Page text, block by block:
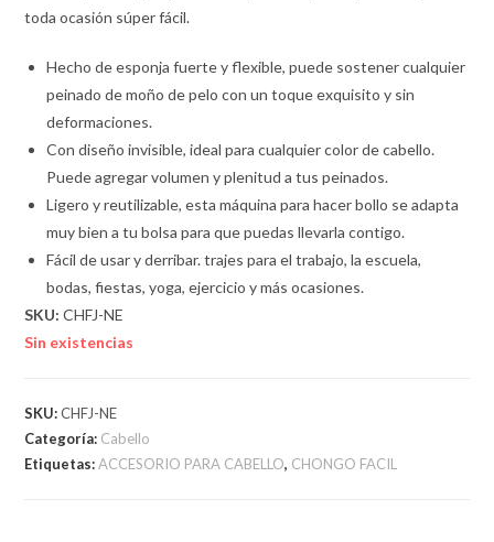
toda ocasión súper fácil.
Hecho de esponja fuerte y flexible, puede sostener cualquier
peinado de moño de pelo con un toque exquisito y sin
deformaciones.
Con diseño invisible, ideal para cualquier color de cabello.
Puede agregar volumen y plenitud a tus peinados.
Ligero y reutilizable, esta máquina para hacer bollo se adapta
muy bien a tu bolsa para que puedas llevarla contigo.
Fácil de usar y derribar. trajes para el trabajo, la escuela,
bodas, fiestas, yoga, ejercicio y más ocasiones.
SKU: CHFJ-NE
Sin existencias
SKU:CHFJ-NE
Categoría: Cabello
Etiquetas:ACCESORIO PARA CABELLO, CHONGO FACIL